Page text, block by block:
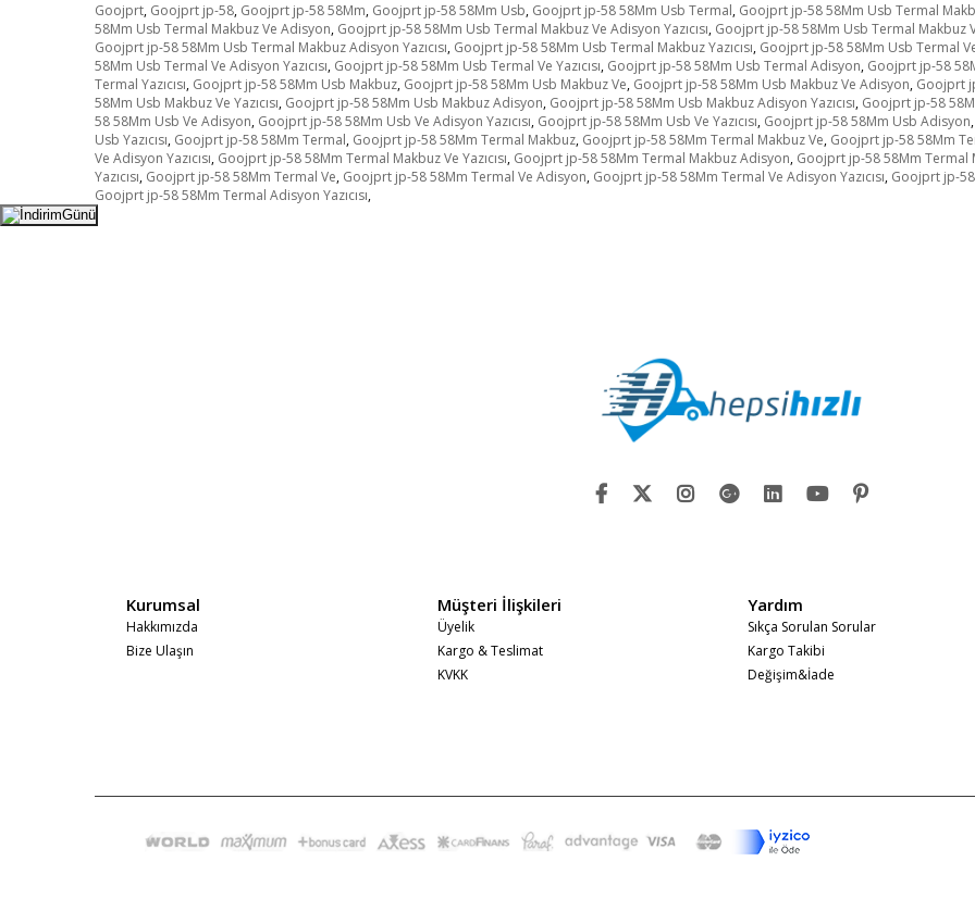
Goojprt, Goojprt jp-58, Goojprt jp-58 58Mm, Goojprt jp-58 58Mm Usb, Goojprt jp-58 58Mm Usb Termal, Goojprt jp-58 58Mm Usb Termal
58Mm Usb Termal Makbuz Ve Adisyon, Goojprt jp-58 58Mm Usb Termal Makbuz Ve Adisyon Yazıcısı, Goojprt jp-58 58Mm Usb Termal Makbuz
Goojprt jp-58 58Mm Usb Termal Makbuz Adisyon Yazıcısı, Goojprt jp-58 58Mm Usb Termal Makbuz Yazıcısı, Goojprt jp-58 58Mm Usb Termal
58Mm Usb Termal Ve Adisyon Yazıcısı, Goojprt jp-58 58Mm Usb Termal Ve Yazıcısı, Goojprt jp-58 58Mm Usb Termal Adisyon, Goojprt jp-58
Termal Yazıcısı, Goojprt jp-58 58Mm Usb Makbuz, Goojprt jp-58 58Mm Usb Makbuz Ve, Goojprt jp-58 58Mm Usb Makbuz Ve Adisyon, Goojprt
58Mm Usb Makbuz Ve Yazıcısı, Goojprt jp-58 58Mm Usb Makbuz Adisyon, Goojprt jp-58 58Mm Usb Makbuz Adisyon Yazıcısı, Goojprt jp-58
58 58Mm Usb Ve Adisyon, Goojprt jp-58 58Mm Usb Ve Adisyon Yazıcısı, Goojprt jp-58 58Mm Usb Ve Yazıcısı, Goojprt jp-58 58Mm Usb Adisyon,
Usb Yazıcısı, Goojprt jp-58 58Mm Termal, Goojprt jp-58 58Mm Termal Makbuz, Goojprt jp-58 58Mm Termal Makbuz Ve, Goojprt jp-58 58Mm
Ve Adisyon Yazıcısı, Goojprt jp-58 58Mm Termal Makbuz Ve Yazıcısı, Goojprt jp-58 58Mm Termal Makbuz Adisyon, Goojprt jp-58 58Mm Termal
Yazıcısı, Goojprt jp-58 58Mm Termal Ve, Goojprt jp-58 58Mm Termal Ve Adisyon, Goojprt jp-58 58Mm Termal Ve Adisyon Yazıcısı, Goojprt jp-58
Goojprt jp-58 58Mm Termal Adisyon Yazıcısı,
Kurumsal
Hakkımızda
Bize Ulaşın
Müşteri İlişkileri
Üyelik
Kargo & Teslimat
KVKK
Yardım
Sıkça Sorulan Sorular
Kargo Takibi
Değişim&İade